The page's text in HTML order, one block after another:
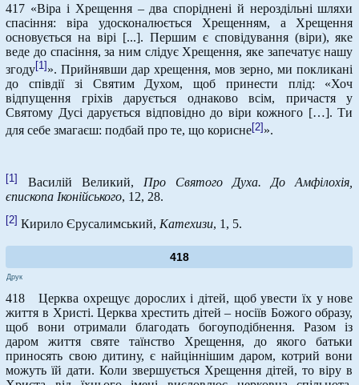
417 «Віра і Хрещення – два споріднені й нероздільні шляхи
спасіння: віра удосконалюється Хрещенням, а Хрещення
основується на вірі [...]. Першим є сповідування (віри), яке
веде до спасіння, за ним слідує Хрещення, яке запечатує нашу
згоду[1] ». Прийнявши дар хрещення, мов зерно, ми покликані
до співдії зі Святим Духом, щоб принести плід: «Хоч
відпущення гріхів дарується однаково всім, причастя у
Святому Дусі дарується відповідно до віри кожного […]. Ти
для себе змагаєш: подбай про те, що корисне[2]».
[1] Василій Великий, Про Святого Духа. До Амфілохія,
єпископа Іконійського, 12, 28.
[2] Кирило Єрусалимський, Катехизи, 1, 5.
418
Друк
418 Церква охрещує дорослих і дітей, щоб увести їх у нове
життя в Христі. Церква хрестить дітей – носіїв Божого образу,
щоб вони отримали благодать богоуподібнення. Разом із
даром життя святе таїнство Хрещення, до якого батьки
приносять свою дитину, є найціннішим даром, котрий вони
можуть їй дати. Коли звершується Хрещення дітей, то віру в